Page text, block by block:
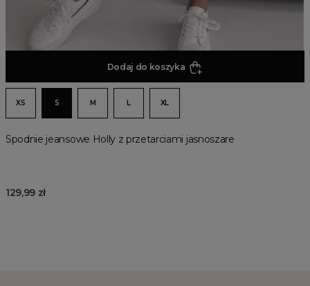
Dodaj do koszyka
XS S M L XL
Spodnie jeansowe Holly z przetarciami jasnoszare
129,99 zł